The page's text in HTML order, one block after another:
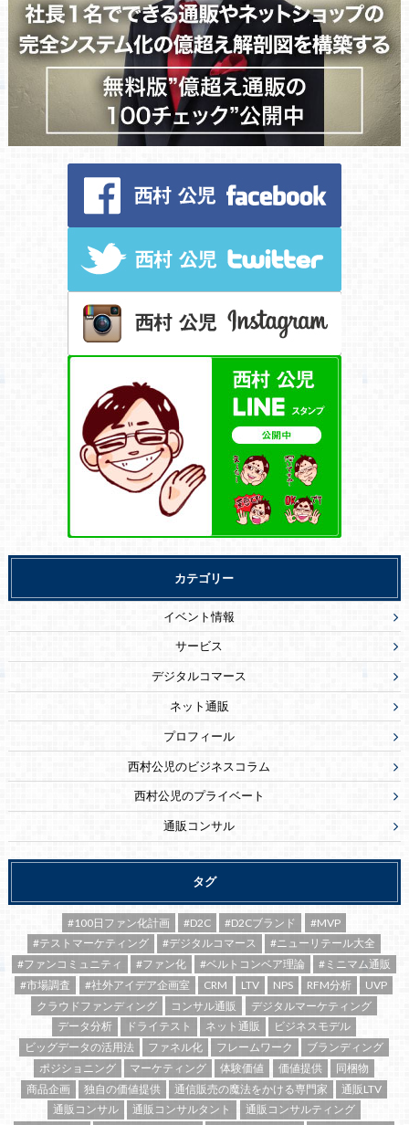
カテゴリー
イベント情報
サービス
デジタルコマース
ネット通販
プロフィール
西村公児のビジネスコラム
西村公児のプライベート
通販コンサル
タグ
#100日ファン化計画 #D2C #D2Cブランド
#MVP
#テストマーケティング
#デジタルコマース
#ニューリテール大全
#ファンコミュニティ
#ファン化 #ベルトコンベア理論
#ミニマム通販
#市場調査
#社外アイデア企画室 CRM LTV NPS RFM分析
UVP
クラウドファンディング
コンサル通販
デジタルマーケティング
データ分析
ドライテスト ネット通販
ビジネスモデル
ビッグデータの活用法
ファネル化 フレームワーク
ブランディング
ポジショニング
マーケティング 体験価値 価値提供
同梱物
商品企画
独自の価値提供 通信販売の魔法をかける専門家
通販LTV
通販コンサル
通販コンサルタント
通販コンサルティング